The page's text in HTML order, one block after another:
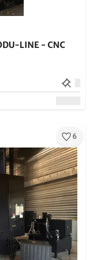
LINE - CNC
6